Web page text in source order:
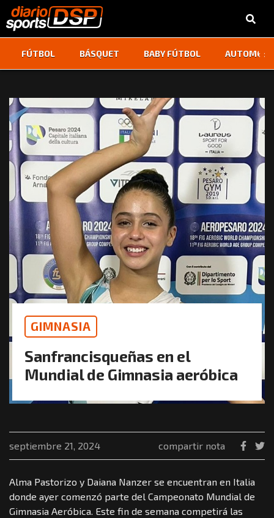
FÚTBOL BÁSQUET BABY FÚTBOL ‹ ›
GIMNASIA
Sanfrancisqueñas en el
Mundial de Gimnasia aeróbica
septiembre 21, 2024 compartir nota
Alma Pastorizo y Daiana Nanzer se encuentran en Italia
donde ayer comenzó parte del Campeonato Mundial de
Gimnasia Aeróbica. Este fin de semana competirá las